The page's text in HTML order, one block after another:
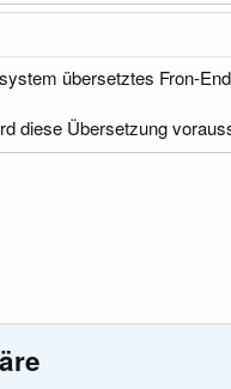
übersetztes Fron-
diese Übersetzung
Produkte